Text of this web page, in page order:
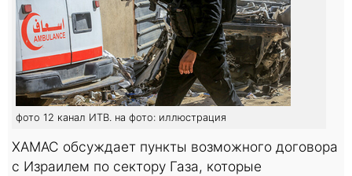
фото 12 канал ИТВ. на фото: иллюстрация
ХАМАС обсуждает пункты возможного договора
с Израилем по сектору Газа, которые